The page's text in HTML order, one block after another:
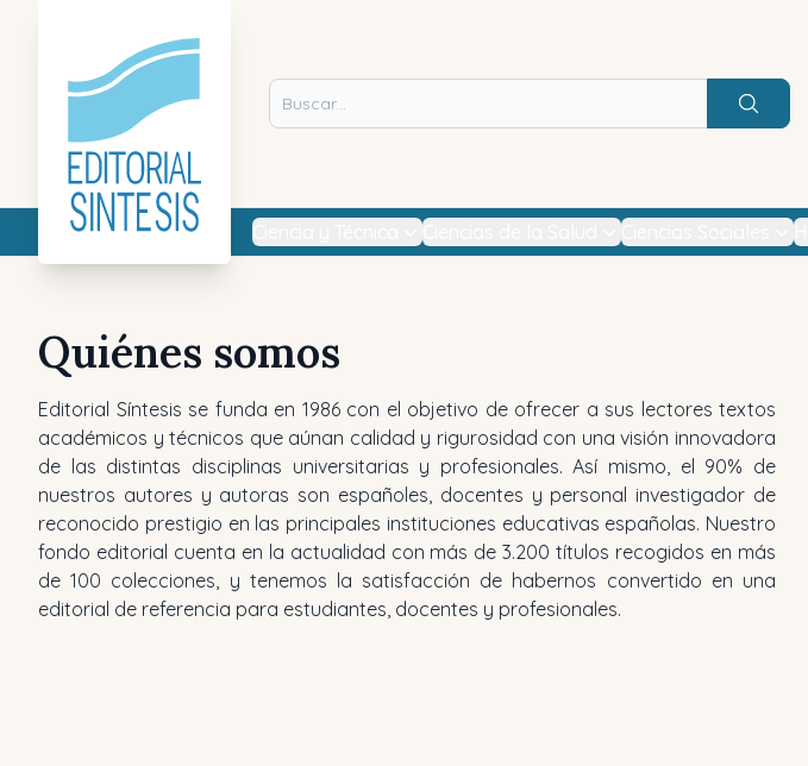
Buscar
Quiénes somos
Editorial Síntesis se funda en 1986 con el objetivo de ofrecer a sus lectores textos
académicos y técnicos que aúnan calidad y rigurosidad con una visión innovadora
de las distintas disciplinas universitarias y profesionales. Así mismo, el 90% de
nuestros autores y autoras son españoles, docentes y personal investigador de
reconocido prestigio en las principales instituciones educativas españolas. Nuestro
fondo editorial cuenta en la actualidad con más de 3.200 títulos recogidos en más
de 100 colecciones, y tenemos la satisfacción de habernos convertido en una
editorial de referencia para estudiantes, docentes y profesionales.